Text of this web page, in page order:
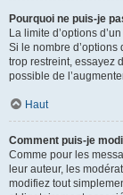
Pourquoi ne puis-je
La limite d’options
Si le nombre
trop restreint, essayez
possible de
Haut
Comment puis-je
Comme pour les
leur auteur, les
modifiez tout